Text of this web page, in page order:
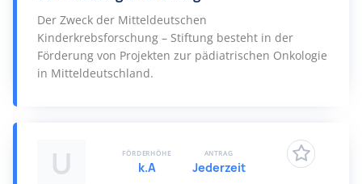
Der Zweck der Mitteldeutschen
Kinderkrebsforschung – Stiftung besteht in der
Förderung von Projekten zur pädiatrischen Onkologie
in Mitteldeutschland.
U FÖRDERHÖHE
k.A
ANTRAG
Jederzeit